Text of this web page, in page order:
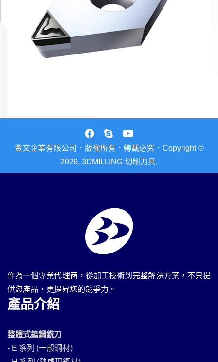
豐文企業有限公司．版權所有．轉載必究．Copyright ©
2026, 3DMILLING 切削刀具.
作為一個專業代理商，從加工技術到完整解決方案，不只提
供您產品，更提昇您的競爭力。
產品介紹
整體式鎢鋼銑刀
- E 系列 (一般鋼材)